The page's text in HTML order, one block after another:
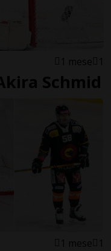
1 mese 1
Schmid
1 mese 1